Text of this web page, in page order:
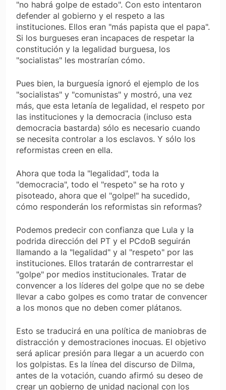
"no habrá golpe de estado". Con esto intentaron
defender al gobierno y el respeto a las
instituciones. Ellos eran "más papista que el papa".
Si los burgueses eran incapaces de respetar la
constitución y la legalidad burguesa, los
"socialistas" les mostrarían cómo.
Pues bien, la burguesía ignoró el ejemplo de los
"socialistas" y "comunistas" y mostró, una vez
más, que esta letanía de legalidad, el respeto por
las instituciones y la democracia (incluso esta
democracia bastarda) sólo es necesario cuando
se necesita controlar a los esclavos. Y sólo los
reformistas creen en ella.
Ahora que toda la "legalidad", toda la
"democracia", todo el "respeto" se ha roto y
pisoteado, ahora que el "golpe!" ha sucedido,
cómo responderán los reformistas sin reformas?
Podemos predecir con confianza que Lula y la
podrida dirección del PT y el PCdoB seguirán
llamando a la "legalidad" y al "respeto" por las
instituciones. Ellos tratarán de contrarrestar el
"golpe" por medios institucionales. Tratar de
convencer a los líderes del golpe que no se debe
llevar a cabo golpes es como tratar de convencer
a los monos que no deben comer plátanos.
Esto se traducirá en una política de maniobras de
distracción y demostraciones inocuas. El objetivo
será aplicar presión para llegar a un acuerdo con
los golpistas. Es la línea del discurso de Dilma,
antes de la votación, cuando afirmó su deseo de
crear un gobierno de unidad nacional con los